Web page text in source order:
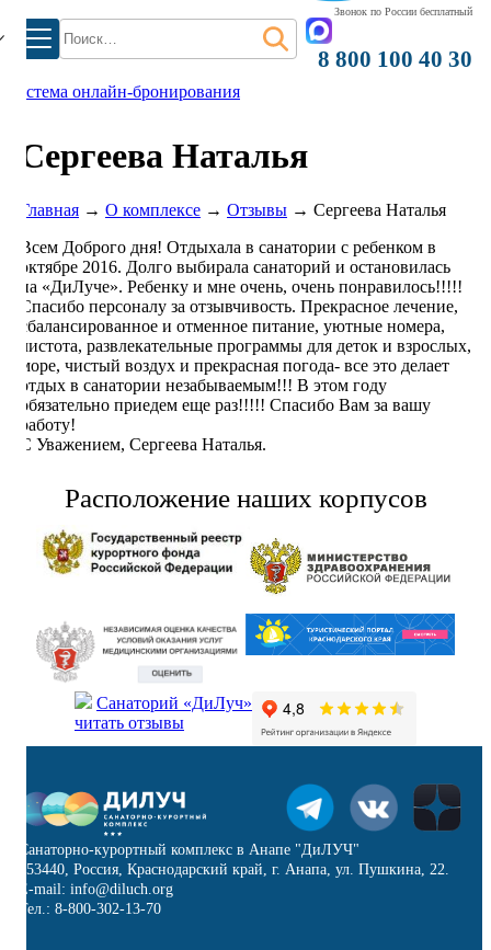
Найти:
Звонок по России бесплатный
8 800 100 40 30
система онлайн-бронирования
Сергеева Наталья
Главная → О комплексе → Отзывы → Сергеева Наталья
Всем Доброго дня! Отдыхала в санатории с ребенком в
октябре 2016. Долго выбирала санаторий и остановилась
на «ДиЛуче». Ребенку и мне очень, очень понравилось!!!!!
Спасибо персоналу за отзывчивость. Прекрасное лечение,
сбалансированное и отменное питание, уютные номера,
чистота, развлекательные программы для деток и взрослых,
море, чистый воздух и прекрасная погода- все это делает
отдых в санатории незабываемым!!! В этом году
обязательно приедем еще раз!!!!! Спасибо Вам за вашу
работу!
С Уважением, Сергеева Наталья.
Расположение наших корпусов
Санаторий «ДиЛуч»
читать отзывы
Санаторно-курортный комплекс в Анапе "ДиЛУЧ"
353440, Россия, Краснодарский край, г. Анапа, ул. Пушкина, 22.
E-mail: info@diluch.org
Тел.: 8-800-302-13-70